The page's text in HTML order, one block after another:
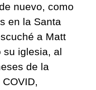
nuevo, como
en la Santa
a Matt
su iglesia, al
de la